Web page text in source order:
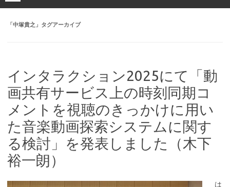
「中塚貴之 」タグアーカイブ
インタラクション2025にて「動
画共有サービス上の時刻同期コ
メントを視聴のきっかけに用い
た音楽動画探索システムに関す
る検討」を発表しました（木下
裕一朗）
は